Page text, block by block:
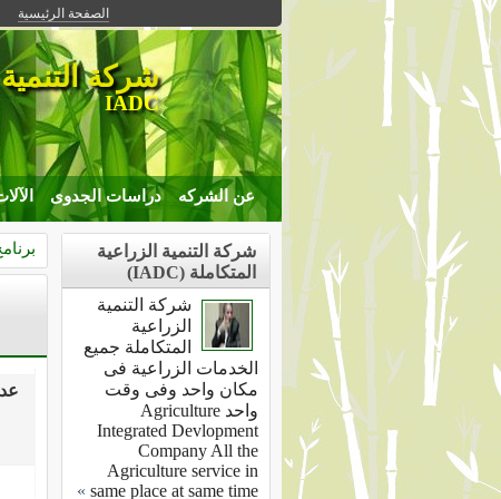
الصفحة الرئيسية
شركة
IADC
عن الشركه دراسات الجدوى
عدد 0 مقال
شركة التنمية الزراعية
المتكاملة (IADC)
شركة التنمية
الزراعية
المتكاملة جميع
الخدمات الزراعية فى
مكان واحد وفى وقت
واحد Agriculture
Integrated Devlopment
Company All the
Agriculture service in
same place at same time
»